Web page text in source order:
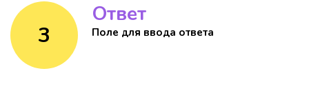
3
Ответ
Поле для ввода ответа